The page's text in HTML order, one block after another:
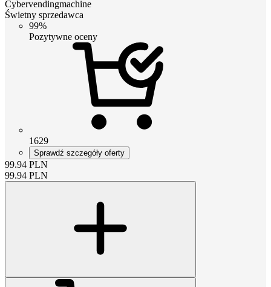
Cybervendingmachine
Świetny sprzedawca
99%
Pozytywne oceny
1629
Sprawdź szczegóły oferty
99.94 PLN
99.94 PLN